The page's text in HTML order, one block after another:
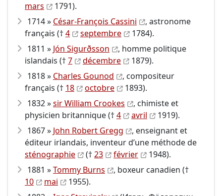
mars
1791).
1714 » César-François Cassini
, astronome
français (†4 septembre
1784).
1811 » Jón Sigurðsson
, homme politique
islandais (†7 décembre
1879).
1818 » Charles Gounod
, compositeur
français († 18 octobre
1893).
1832 »sir William Crookes
, chimiste et
physicien britannique (†4 avril
1919).
1867 » John Robert Gregg
, enseignant et
éditeur irlandais, inventeur d’une méthode de
sténographie
(†23 février
1948).
1881 »Tommy Burns
, boxeur canadien (†
10
mai
1955).